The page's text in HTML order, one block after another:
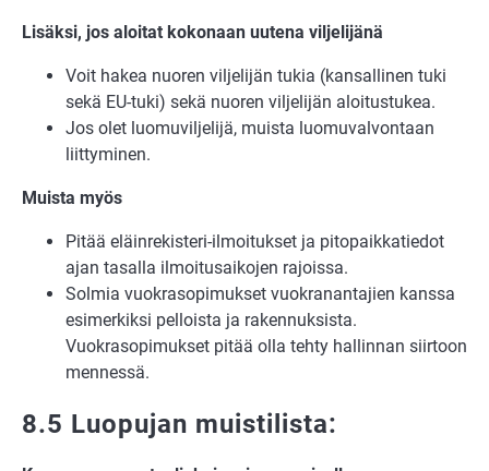
Lisäksi, jos aloitat kokonaan uutena viljelijänä
Voit hakea nuoren viljelijän tukia (kansallinen tuki
sekä EU-tuki) sekä nuoren viljelijän aloitustukea.
Jos olet luomuviljelijä, muista luomuvalvontaan
liittyminen.
Muista myös
Pitää eläinrekisteri-ilmoitukset ja pitopaikkatiedot
ajan tasalla ilmoitusaikojen rajoissa.
Solmia vuokrasopimukset vuokranantajien kanssa
esimerkiksi pelloista ja rakennuksista.
Vuokrasopimukset pitää olla tehty hallinnan siirtoon
mennessä.
8.5 Luopujan muistilista: